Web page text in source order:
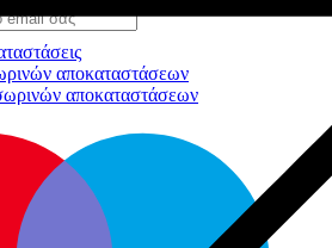
αποκαταστάσεων
αποκαταστάσεων